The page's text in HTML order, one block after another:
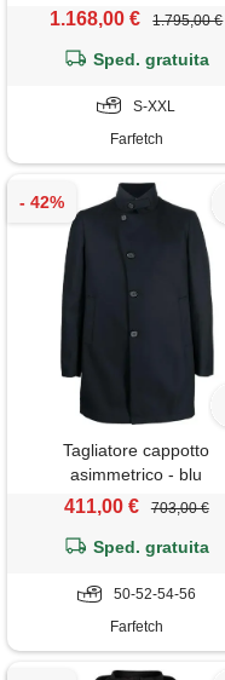
1.168,00 € 1.795,00 €
Sped. gratuita
S-XXL
Farfetch
Tagliatore cappotto
asimmetrico - blu
411,00 € 703,00 €
Sped. gratuita
50-52-54-56
Farfetch